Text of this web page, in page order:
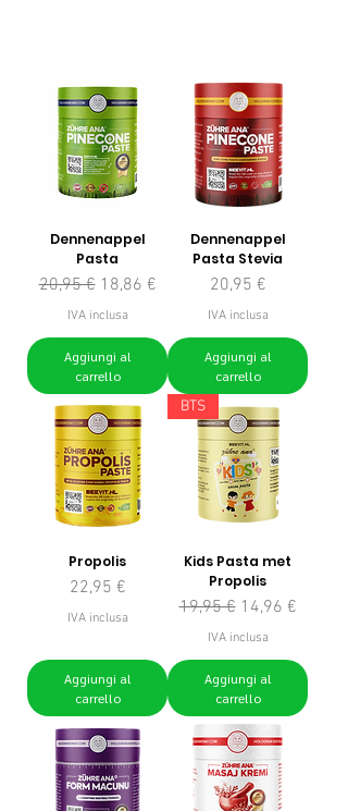
Dennenappel
Pasta
Prezzo regolare
20,95 € Prezzo scontato
18,86 €
IVA inclusa
Aggiungi al
carrello
Dennenappel
Pasta Stevia
Prezzo
20,95 €
IVA inclusa
Aggiungi al
carrello
Propolis
Prezzo
22,95 €
IVA inclusa
Aggiungi al
carrello
BTS
Kids Pasta met
Propolis
Prezzo regolare
19,95 € Prezzo scontato
14,96 €
IVA inclusa
Aggiungi al
carrello